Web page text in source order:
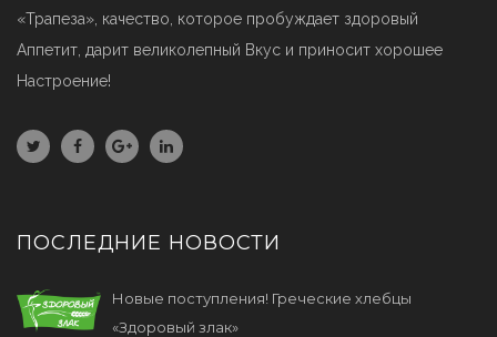
«Трапеза», качество, которое пробуждает здоровый
Аппетит, дарит великолепный Вкус и приносит хорошее
Настроение!
ПОСЛЕДНИЕ НОВОСТИ
Новые поступления! Греческие хлебцы
«Здоровый злак»